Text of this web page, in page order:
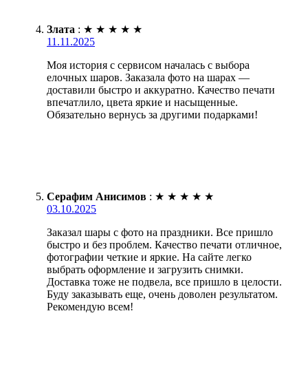
Злата : ★ ★ ★ ★ ★
11.11.2025
Моя история с сервисом началась с выбора
елочных шаров. Заказала фото на шарах —
доставили быстро и аккуратно. Качество печати
впечатлило, цвета яркие и насыщенные.
Обязательно вернусь за другими подарками!
Серафим Анисимов : ★ ★ ★ ★ ★
03.10.2025
Заказал шары с фото на праздники. Все пришло
быстро и без проблем. Качество печати отличное,
фотографии четкие и яркие. На сайте легко
выбрать оформление и загрузить снимки.
Доставка тоже не подвела, все пришло в целости.
Буду заказывать еще, очень доволен результатом.
Рекомендую всем!